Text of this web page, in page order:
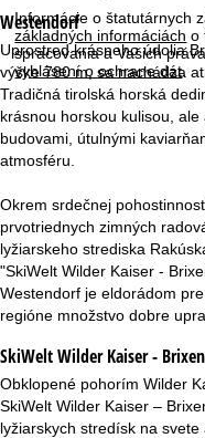
Informácie o štatutárnych
základných informáciách o
spracovania a Vašich
vyhlásení o ochrane dát.
v
n
s
t
r
á
k
a
Westendorf
Uprostred krásneho údolia
výške 780 m, sa nachádza
Tradičná tirolská horská
krásnou horskou kulisou,
budovami, útulnými
atmosféru.
Okrem srdečnej
prvotriednych zimných
lyžiarskeho strediska
"SkiWelt Wilder Kaiser -
Westendorf je eldorádom
regióne množstvo dobre
SkiWelt Wilder Kaiser -
Obklopené pohorím Wilder
SkiWelt Wilder Kaiser –
lyžiarskych stredísk na